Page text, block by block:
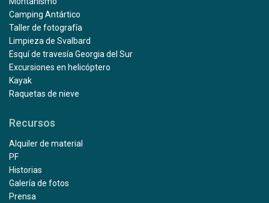
Camping Antártico
Taller de fotografía
Limpieza de Svalbard
Esquí de travesía Georgia del Sur
Excursiones en helicóptero
Kayak
Raquetas de nieve
Recursos
Alquiler de material
PF
Historias
Galería de fotos
Prensa